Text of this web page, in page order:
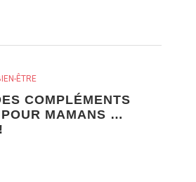
ÊTRE
COMPLÉMENTS
MAMANS …